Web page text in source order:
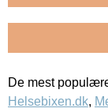
De mest
Helsebixen.dk,